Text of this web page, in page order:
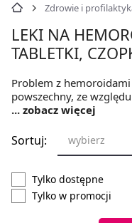
Zdrowie i
LEKI NA
TABLETKI,
Problem z
powszechny, ze
nieodpowiednią dietę
hemoroidy, a także
w pielęgnacji wrażliwych
... zobacz więcej
Sortuj: wybierz
Tylko dostępne
Tylko w promocji